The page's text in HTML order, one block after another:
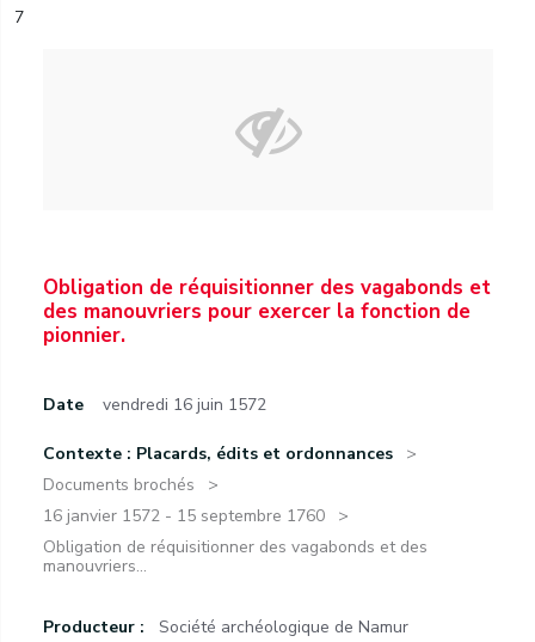
7
Obligation de réquisitionner des vagabonds et
des manouvriers pour exercer la fonction de
pionnier.
Date vendredi 16 juin 1572
Contexte : Placards, édits et ordonnances
Documents brochés
16 janvier 1572 - 15 septembre 1760
Obligation de réquisitionner des vagabonds et des
manouvriers...
Producteur : Société archéologique de Namur